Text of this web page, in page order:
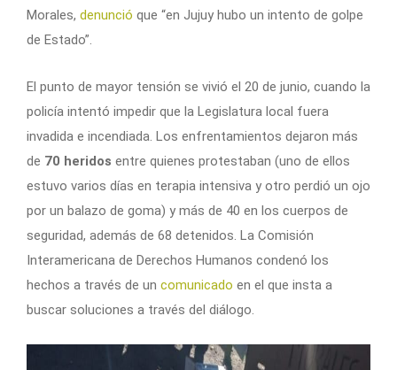
Morales, denunció que “en Jujuy hubo un intento de golpe
de Estado”.
El punto de mayor tensión se vivió el 20 de junio, cuando la
policía intentó impedir que la Legislatura local fuera
invadida e incendiada. Los enfrentamientos dejaron más
de 70 heridos entre quienes protestaban (uno de ellos
estuvo varios días en terapia intensiva y otro perdió un ojo
por un balazo de goma) y más de 40 en los cuerpos de
seguridad, además de 68 detenidos. La Comisión
Interamericana de Derechos Humanos condenó los
hechos a través de un comunicado en el que insta a
buscar soluciones a través del diálogo.